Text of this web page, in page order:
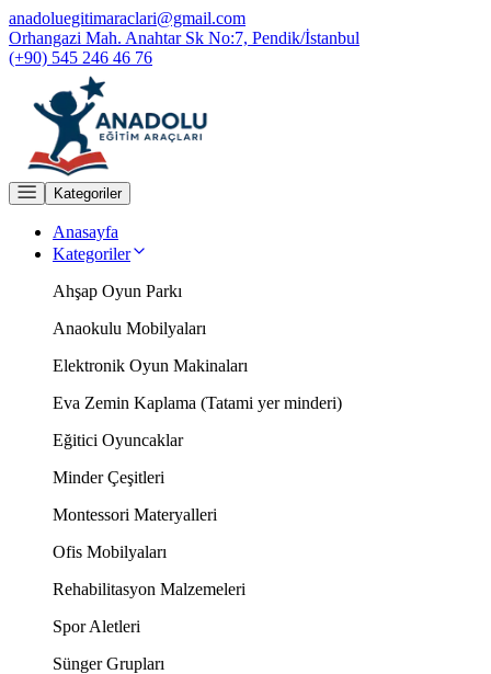
anadoluegitimaraclari@gmail.com
Orhangazi Mah. Anahtar Sk No:7, Pendik/İstanbul
(+90) 545 246 46 76
Kategoriler
Anasayfa
Kategoriler
Ahşap Oyun Parkı
Anaokulu Mobilyaları
Elektronik Oyun Makinaları
Eva Zemin Kaplama (Tatami yer minderi)
Eğitici Oyuncaklar
Minder Çeşitleri
Montessori Materyalleri
Ofis Mobilyaları
Rehabilitasyon Malzemeleri
Spor Aletleri
Sünger Grupları